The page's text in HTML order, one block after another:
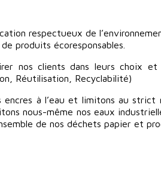
respectueux de
produits écoresponsables.
nos clients dans leurs choix
Réutilisation, Recyclabilité)
à l’eau et limitons au strict
nous-même nos eaux
de nos déchets papier et